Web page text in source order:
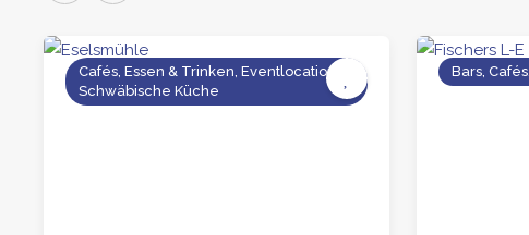
Cafés, Essen & Trinken, Eventlocations,
Schwäbische Küche
Bars,